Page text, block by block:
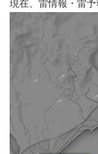
現在、雷情報・雷予